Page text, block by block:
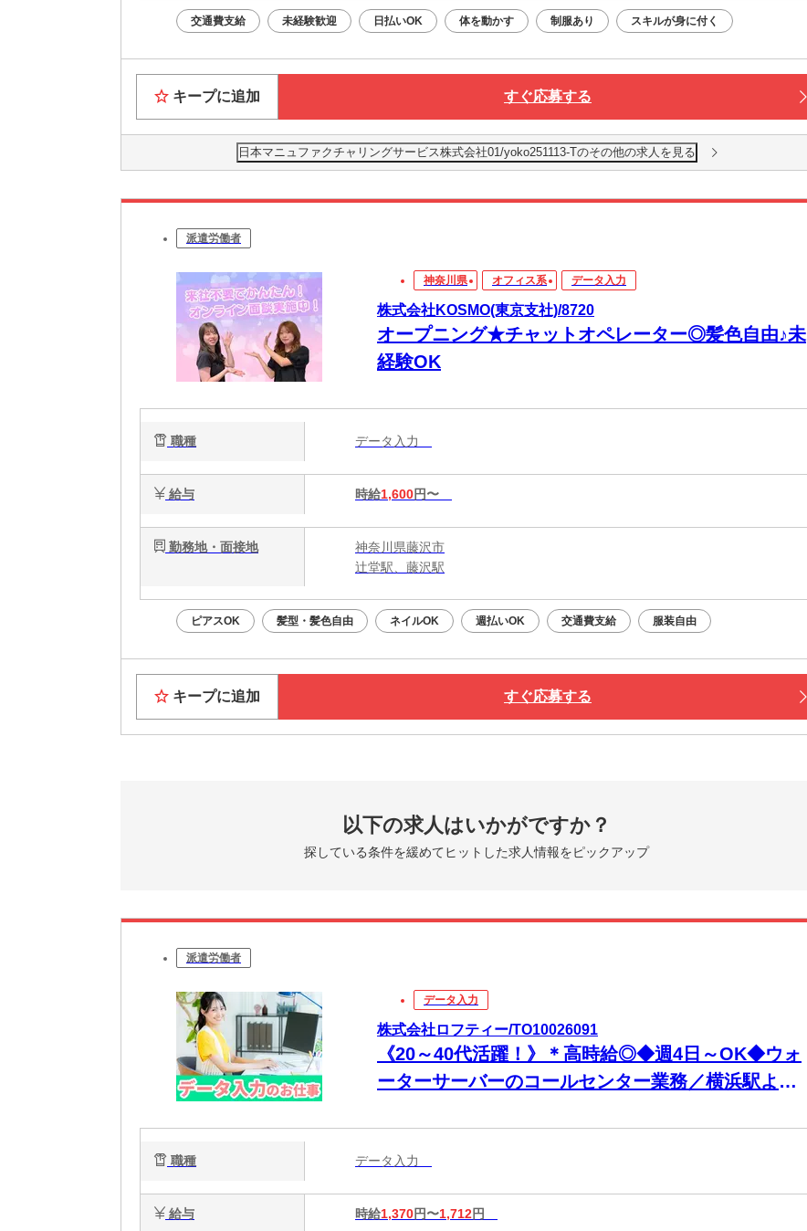
交通費支給 未経験歓迎 日払いOK 体を動かす 制服あり スキルが身に付く
キープに追加 すぐ応募する
日本マニュファクチャリングサービス株式会社01/yoko251113-Tのその他の求人を見る
派遣労働者
神奈川県 オフィス系 データ入力
株式会社KOSMO(東京支社)/8720
オープニング★チャットオペレーター◎髪色自由♪未
経験OK
職種 データ入力
給与 時給1,600円〜
勤務地・面接地
神奈川県藤沢市
辻堂駅、藤沢駅
ピアスOK 髪型・髪色自由 ネイルOK 週払いOK 交通費支給 服装自由
キープに追加 すぐ応募する
以下の求人はいかがですか？
探している条件を緩めてヒットした求人情報をピックアップ
派遣労働者
データ入力
株式会社ロフティー/TO10026091
《20～40代活躍！》＊高時給◎◆週4日～OK◆ウォ
ーターサーバーのコールセンター業務／横浜駅より
職種 データ入力
給与 時給1,370円〜1,712円